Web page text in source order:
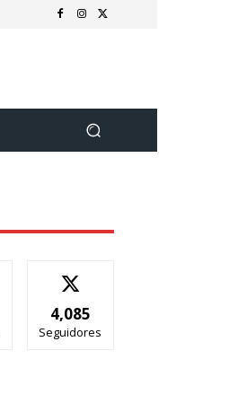
4,085
Seguidores